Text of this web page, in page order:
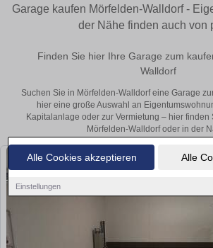
Alle Cookies akzeptieren Alle
Einstellungen
Garage kaufen Mörfelden-Walldorf -
der Nähe finden auch von
Finden Sie hier Ihre Garage zum
Walldorf
Suchen Sie in Mörfelden-Walldorf eine Garage
hier eine große Auswahl an
Kapitalanlage oder zur Vermietung – hier finden
Mörfelden-Walldorf oder in der